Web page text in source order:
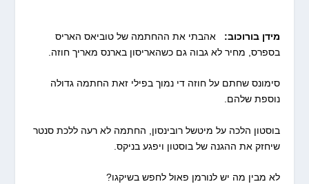
מידן בורוכוב:אהבתי את ההחתמה של טוביאס האריס
בספרס, מחיר לא גבוה גם כשהאריסון בארנס מאריך חוזה.
סימונס שחתם על חוזה די נמוך בפילי זאת החתמה גדולה
נוספת שלהם.
בוסטון הלכה על מיטשל רובינסון, החתמה לא רעה ללכת סנטר
שיחזק את ההגנה של בוסטון ויפגע בניקס.
לא מבין מה יש לנורמן פאול לחפש בשיקגו?